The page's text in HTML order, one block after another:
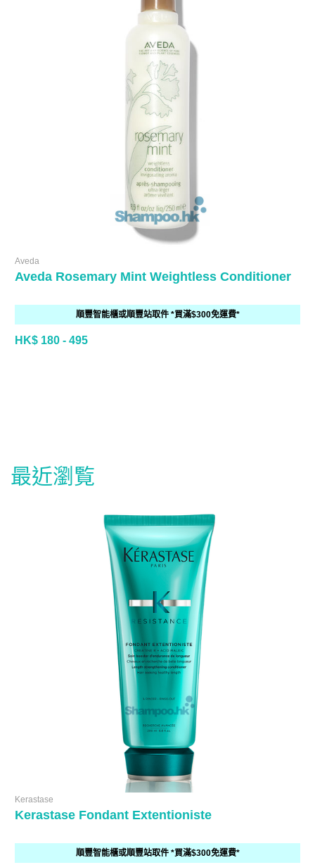
Aveda
Aveda Rosemary Mint Weightless Conditioner
順豐智能櫃或順豐站取件 *買滿$300免運費*
HK$ 180 - 495
最近瀏覧
Kerastase
Kerastase Fondant Extentioniste
順豐智能櫃或順豐站取件 *買滿$300免運費*